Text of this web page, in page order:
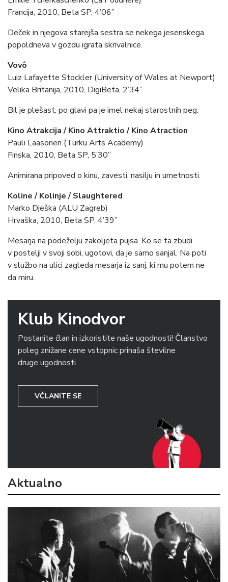
Francija, 2010, Beta SP, 4’06”
Deček in njegova starejša sestra se nekega jesenskega
popoldneva v gozdu igrata skrivalnice.
Vovô
Luiz Lafayette Stockler (University of Wales at Newport)
Velika Britanija, 2010, DigiBeta, 2’34”
Bil je plešast, po glavi pa je imel nekaj starostnih peg.
Kino Atrakcija / Kino Attraktio / Kino Atraction
Pauli Laasonen (Turku Arts Academy)
Finska, 2010, Beta SP, 5’30”
Animirana pripoved o kinu, zavesti, nasilju in umetnosti.
Koline / Kolinje / Slaughtered
Marko Dješka (ALU Zagreb)
Hrvaška, 2010, Beta SP, 4’39”
Mesarja na podeželju zakoljeta pujsa. Ko se ta zbudi
v postelji v svoji sobi, ugotovi, da je samo sanjal. Na poti
v službo na ulici zagleda mesarja iz sanj, ki mu potem ne
da miru.
Klub Kinodvor
Postanite član in izkoristite naše ugodnosti! Članstvo
poleg znižane cene vstopnic prinaša številne
druge ugodnosti.
VČLANITE SE
Aktualno